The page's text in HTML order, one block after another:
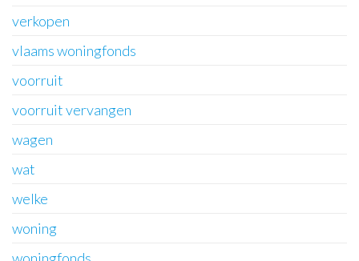
verkopen
vlaams woningfonds
voorruit
voorruit vervangen
wagen
wat
welke
woning